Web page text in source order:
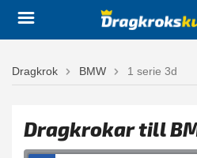
Dragkrok BMW 1 serie 3d
Dragkrokar till